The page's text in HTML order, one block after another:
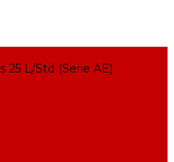
25 L/Std (Serie AE)